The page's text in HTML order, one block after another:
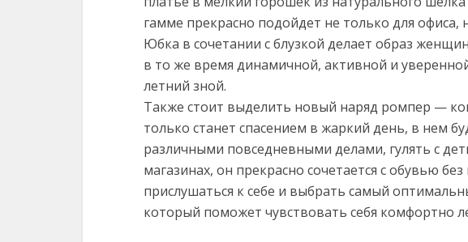
гамме прекрасно подойдет не только для офиса,
Юбка в сочетании с блузкой делает образ
в то же время динамичной, активной и
летний зной.
Также стоит выделить новый наряд ромпер —
только станет спасением в жаркий день, в нем
различными повседневными делами, гулять с
магазинах, он прекрасно сочетается с обувью
прислушаться к себе и выбрать самый
который поможет чувствовать себя комфортно